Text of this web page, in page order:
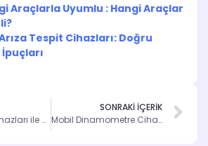
Araçlarla Uyumlu : Hangi Araçlar
Tespit Cihazları: Doğru
Arıza Tespit Cihazları ile Araç Sorunlarını Çözün
SONRAKİ İÇERİK
Mobil Dinamometre Cihazları ile Araç Performansınızı Ölçün